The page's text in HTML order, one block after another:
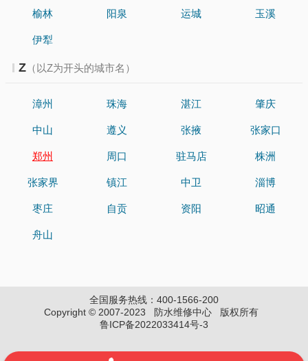
榆林 阳泉 运城 玉溪
伊犁
Z （以Z为开头的城市名）
漳州 珠海 湛江 肇庆
中山 遵义 张掖 张家口
郑州 周口 驻马店 株洲
张家界 镇江 中卫 淄博
枣庄 自贡 资阳 昭通
舟山
全国服务热线：400-1566-200
Copyright © 2007-2023 防水维修中心 版权所有
鲁ICP备2022033414号-3